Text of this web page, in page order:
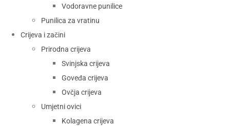
Vodoravne punilice
Punilica za vratinu
Crijeva i začini
Prirodna crijeva
Svinjska crijeva
Goveđa crijeva
Ovčja crijeva
Umjetni ovici
Kolagena crijeva